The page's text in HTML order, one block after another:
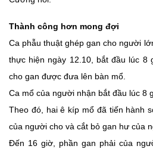
Thành công hơn mong đợi
Ca phẫu thuật ghép gan cho người
thực hiện ngày 12.10, bắt đầu lúc 8
cho gan được đưa lên bàn mổ.
Ca mổ của người nhận bắt đầu lúc 8
Theo đó, hai ê kíp mổ đã tiến hành
của người cho và cắt bỏ gan hư của
Đến 16 giờ, phần gan phải của